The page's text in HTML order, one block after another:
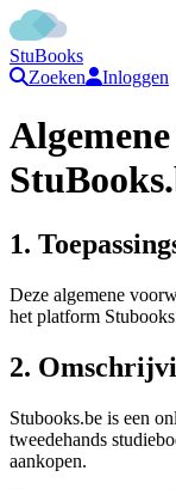
StuBooks
Zoeken
Inloggen
1.
Deze algemene
het platform
2.
Stubooks.be is een
tweedehands
aankopen.